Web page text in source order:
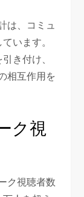
は、コミュ
います。
き付け、
相互作用を
ク視
ク視聴者数